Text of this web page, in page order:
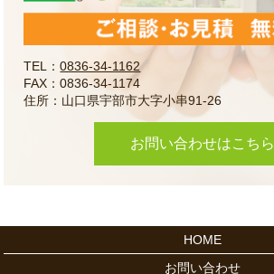
TEL：0836-34-1162
FAX：0836-34-1174
住所：山口県宇部市大字小串91-26
お問い合わせはこちら
HOME
お問い合わせ